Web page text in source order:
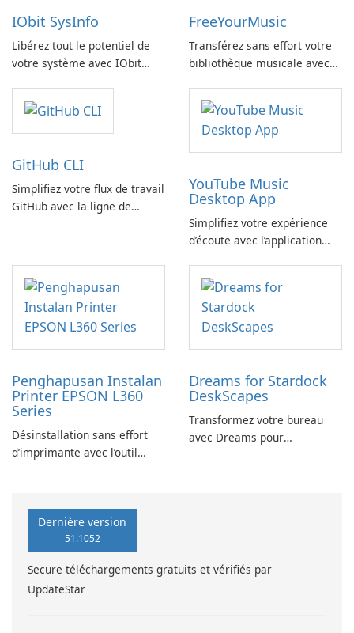
IObit SysInfo
Libérez tout le potentiel de
votre système avec IObit
FreeYourMusic
Transférez sans effort votre
bibliothèque musicale avec
GitHub CLI
Simplifiez votre flux de travail
GitHub avec la ligne de
YouTube Music
Desktop App
Simplifiez votre expérience
d’écoute avec l’application
Penghapusan Instalan
Printer EPSON L360
Series
Désinstallation sans effort
d’imprimante avec l’outil
Dreams for Stardock
DeskScapes
Transformez votre bureau
avec Dreams pour
Dernière version
51.1052
Secure téléchargements gratuits et vérifiés par
UpdateStar